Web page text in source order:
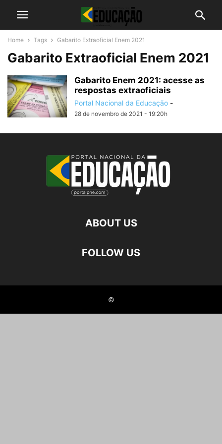
Home Tags Gabarito Extraoficial Enem 2021
Gabarito Extraoficial Enem 2021
Gabarito Enem 2021: acesse as
respostas extraoficiais
Portal Nacional da Educação -
28 de novembro de 2021 - 19:20h
ABOUT US
FOLLOW US
©